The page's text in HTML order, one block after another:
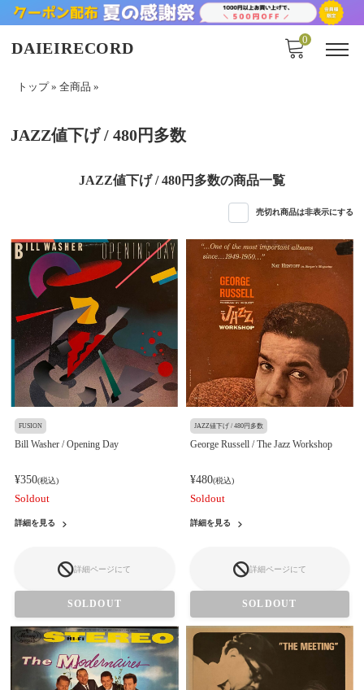
DAIEIRECORD 0
トップ» 全商品 »
JAZZ値下げ / 480円多数
JAZZ値下げ / 480円多数の商品一覧
売切れ商品は非表示にする
FUSION
Bill Washer / Opening Day
¥350(税込)
Soldout
詳細を見る
詳細ページにて
SOLDOUT
JAZZ値下げ / 480円多数
George Russell / The Jazz Workshop
¥480(税込)
Soldout
詳細を見る
詳細ページにて
SOLDOUT